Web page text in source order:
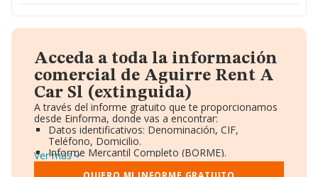
Acceda a toda la información
comercial de Aguirre Rent A
Car Sl (extinguida)
A través del informe gratuito que te proporcionamos
desde Einforma, donde vas a encontrar:
Datos identificativos: Denominación, CIF,
Teléfono, Domicilio.
Informe Mercantil Completo (BORME).
Gráficos de Evolución Ventas y Empleados.
Ver más